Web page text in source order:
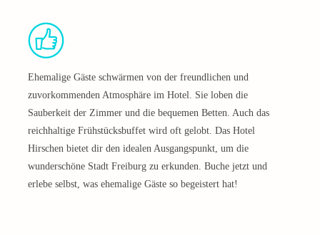
Ehemalige Gäste schwärmen von der freundlichen und
zuvorkommenden Atmosphäre im Hotel. Sie loben die
Sauberkeit der Zimmer und die bequemen Betten. Auch das
reichhaltige Frühstücksbuffet wird oft gelobt. Das Hotel
Hirschen bietet dir den idealen Ausgangspunkt, um die
wunderschöne Stadt Freiburg zu erkunden. Buche jetzt und
erlebe selbst, was ehemalige Gäste so begeistert hat!